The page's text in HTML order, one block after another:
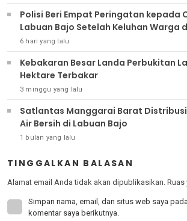
Polisi Beri Empat Peringatan kepada
Labuan Bajo Setelah Keluhan Warga
6 hari yang lalu
Kebakaran Besar Landa Perbukitan
Hektare Terbakar
3 minggu yang lalu
Satlantas Manggarai Barat
Air Bersih di Labuan Bajo
1 bulan yang lalu
TINGGALKAN BALASAN
Alamat email Anda tidak akan dipublikasikan. Ruas
Simpan nama, email, dan situs web saya
komentar saya berikutnya.